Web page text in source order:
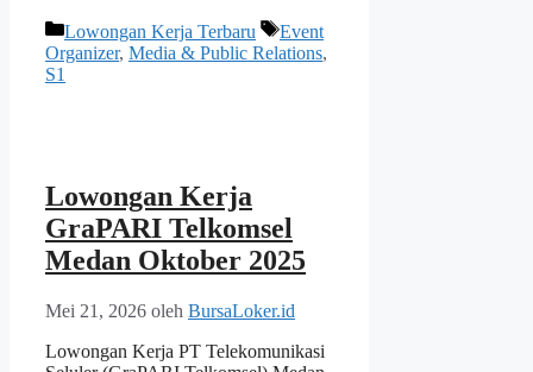
Kategori
Lowongan Kerja Terbaru Tag
Event
Organizer, Media & Public Relations,
S1
Lowongan Kerja
GraPARI Telkomsel
Medan Oktober 2025
Mei 21, 2026 oleh BursaLoker.id
Lowongan Kerja PT Telekomunikasi